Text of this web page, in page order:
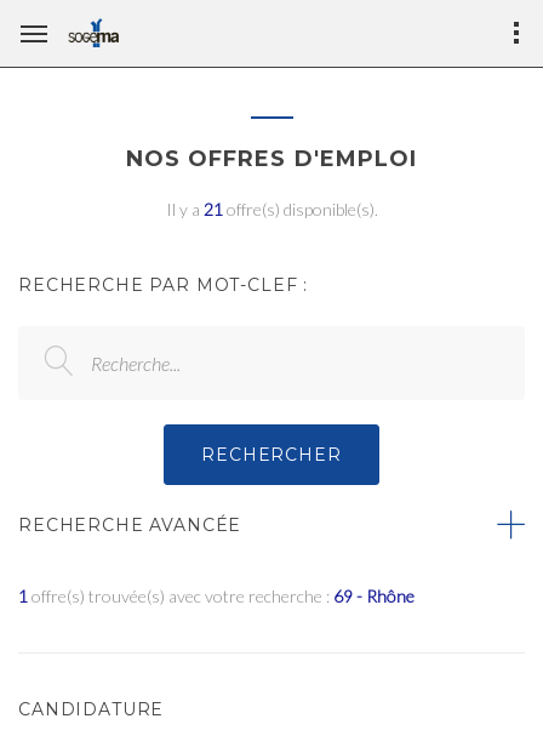
NOS OFFRES D'EMPLOI
Il y a 21 offre(s) disponible(s).
RECHERCHE PAR MOT-CLEF :
Recherche...
RECHERCHER
RECHERCHE AVANCÉE
1 offre(s) trouvée(s) avec votre recherche : 69 - Rhône
CANDIDATURE